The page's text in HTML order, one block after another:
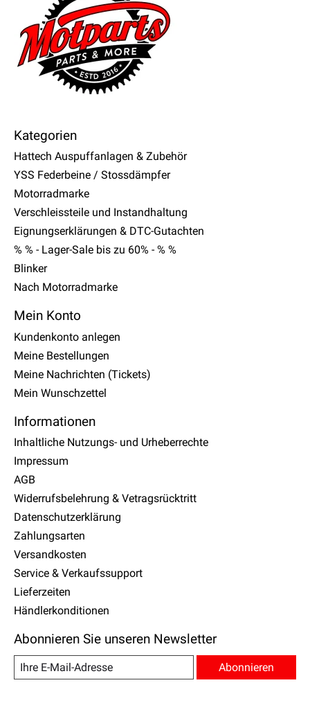
Kategorien
Hattech Auspuffanlagen & Zubehör
YSS Federbeine / Stossdämpfer
Motorradmarke
Verschleissteile und Instandhaltung
Eignungserklärungen & DTC-Gutachten
% % - Lager-Sale bis zu 60% - % %
Blinker
Nach Motorradmarke
Mein Konto
Kundenkonto anlegen
Meine Bestellungen
Meine Nachrichten (Tickets)
Mein Wunschzettel
Informationen
Inhaltliche Nutzungs- und Urheberrechte
Impressum
AGB
Widerrufsbelehrung & Vetragsrücktritt
Datenschutzerklärung
Zahlungsarten
Versandkosten
Service & Verkaufssupport
Lieferzeiten
Händlerkonditionen
Abonnieren Sie unseren Newsletter
Abonnieren